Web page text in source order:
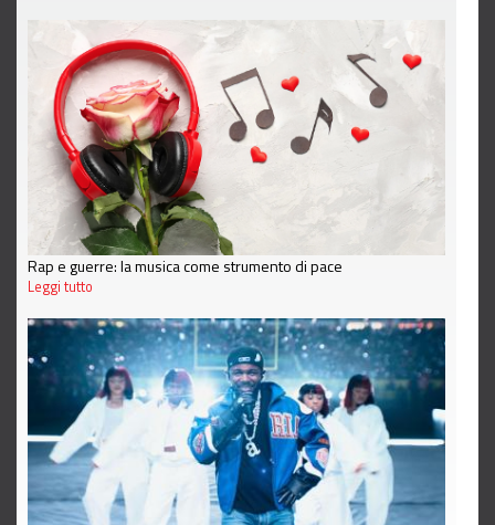
Rap e guerre: la musica come strumento di pace
Leggi tutto